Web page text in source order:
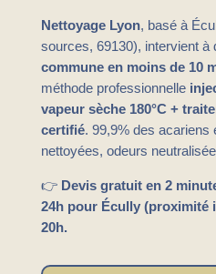
Nettoyage Lyon, basé à
sources, 69130), intervient à
commune en moins de 10
méthode professionnelle
vapeur sèche 180°C +
certifié. 99,9% des acariens
nettoyées, odeurs
👉 Devis gratuit en 2
24h pour Écully (proximité
20h.